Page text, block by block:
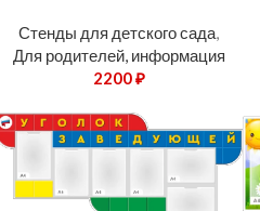
Стенды для детского сада
Для родителей, информация
2200₽